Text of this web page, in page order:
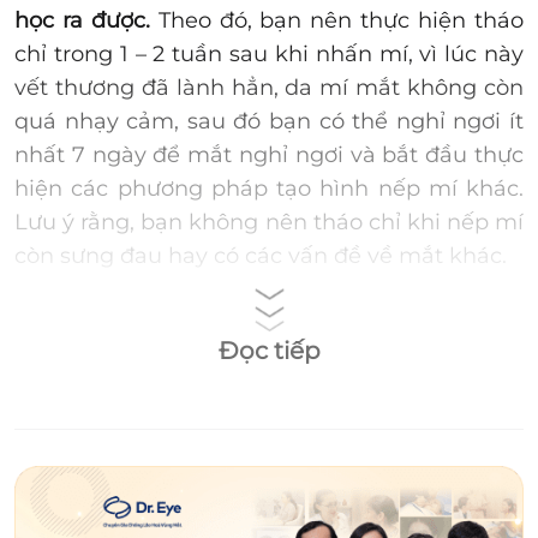
học ra được.Theo đó, bạn nên thực hiện tháo
chỉ trong 1 – 2 tuần sau khi nhấn mí, vì lúc này
vết thương đã lành hẳn, da mí mắt không còn
quá nhạy cảm, sau đó bạn có thể nghỉ ngơi ít
nhất 7 ngày để mắt nghỉ ngơi và bắt đầu thực
hiện các phương pháp tạo hình nếp mí khác.
Lưu ý rằng, bạn không nên tháo chỉ khi nếp mí
còn sưng đau hay có các vấn đề về mắt khác.
Đọc tiếp